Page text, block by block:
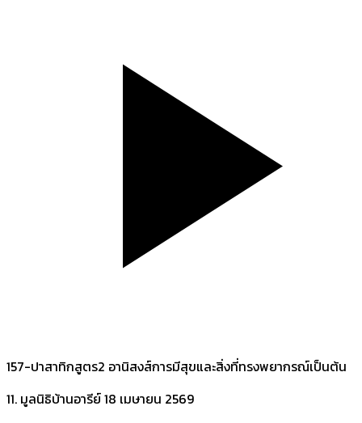
157-ปาสาทิกสูตร2 อานิสงส์การมีสุขและสิ่งที่ทรงพยากรณ์เป็นต้น
11. มูลนิธิบ้านอารีย์18 เมษายน 2569